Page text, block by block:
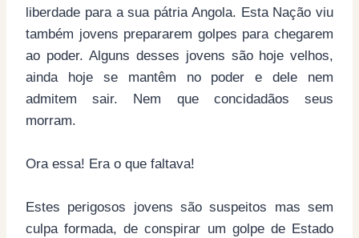
liberdade para a sua pátria Angola. Esta Nação viu
também jovens prepararem golpes para chegarem
ao poder. Alguns desses jovens são hoje velhos,
ainda hoje se mantêm no poder e dele nem
admitem sair. Nem que concidadãos seus
morram.
Ora essa! Era o que faltava!
Estes perigosos jovens são suspeitos mas sem
culpa formada, de conspirar um golpe de Estado